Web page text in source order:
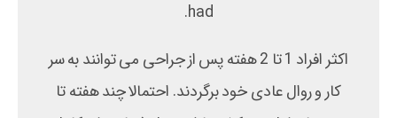
had.
اکثر افراد 1 تا 2 هفته پس از جراحی می توانند به سر
کار و روال عادی خود برگردند. احتمالا چند هفته تا